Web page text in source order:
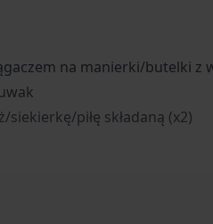
na manierki/butelki z
piłę składaną (x2)